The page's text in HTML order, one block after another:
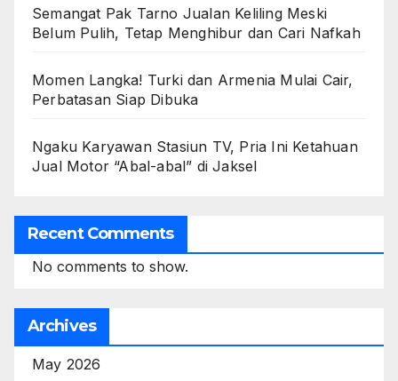
Semangat Pak Tarno Jualan Keliling Meski
Belum Pulih, Tetap Menghibur dan Cari Nafkah
Momen Langka! Turki dan Armenia Mulai Cair,
Perbatasan Siap Dibuka
Ngaku Karyawan Stasiun TV, Pria Ini Ketahuan
Jual Motor “Abal-abal” di Jaksel
Recent Comments
No comments to show.
Archives
May 2026